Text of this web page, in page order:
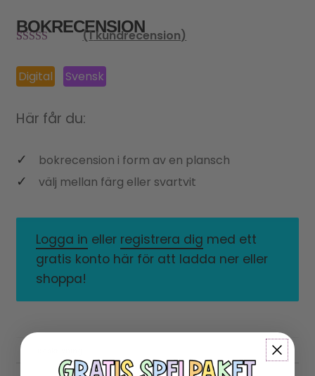
BOKRECENSION
5.00av 5
baserat på
n
(1kundrecension)
Digital Svensk
Här får du:
bokrecension i form av en plansch
välj mellan färg eller svartvit
Logga in eller registrera dig med ett
gratis konto här för att ladda ner eller
shoppa!